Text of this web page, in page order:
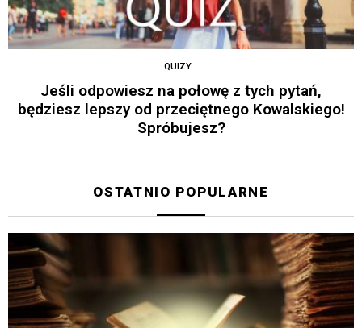
QUIZY
Jeśli odpowiesz na połowę z tych pytań,
będziesz lepszy od przeciętnego Kowalskiego!
Spróbujesz?
OSTATNIO POPULARNE